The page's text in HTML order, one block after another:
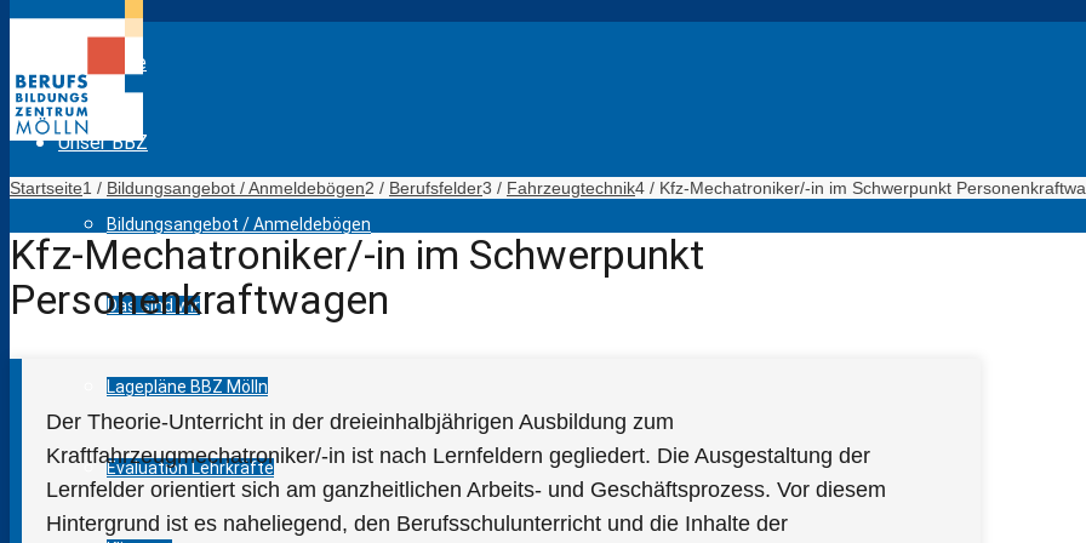
Startseite
Unser BBZ
Bildungsangebot / Anmeldebögen
Das sind wir
Lagepläne BBZ Mölln
Evaluation Lehrkräfte
Startseite1 / Bildungsangebot / Anmeldebögen2 / Berufsfelder3 / Fahrzeugtechnik4 / Kfz-Mechatroniker/-in im Schwerpunkt
Kfz-Mechatroniker/-in im Schwerpunkt
Personenkraftwagen
Der Theorie-Unterricht in der dreieinhalbjährigen Ausbildung zum
Kraftfahrzeugmechatroniker/-in ist nach Lernfeldern gegliedert. Die Ausgestaltung der
Lernfelder orientiert sich am ganzheitlichen Arbeits- und Geschäftsprozess. Vor diesem
Hintergrund ist es naheliegend, den Berufsschulunterricht und die Inhalte der